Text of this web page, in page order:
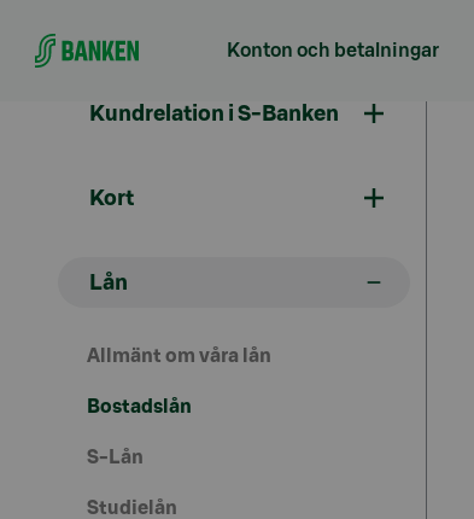
Konton och betalningar
Kundrelation i S-Banken
Kort
Lån
Allmänt om våra lån
Bostadslån
S-Lån
Studielån